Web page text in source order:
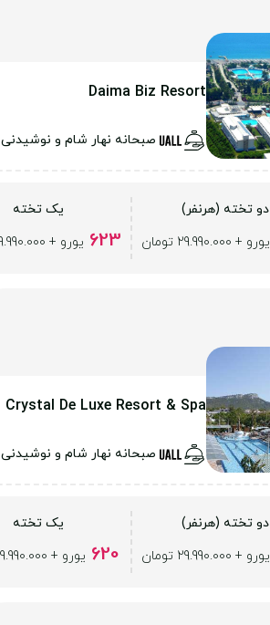
Daima Biz Resort
صبحانه نهار شام و نوشیدنی
دو تخته (هرنفر)
یورو + 29.990.000 تومان
یک تخته
623 یورو + 29.990.000 تومان
Crystal De Luxe Resort & Spa
صبحانه نهار شام و نوشیدنی
دو تخته (هرنفر)
یورو + 29.990.000 تومان
یک تخته
620 یورو + 29.990.000 تومان